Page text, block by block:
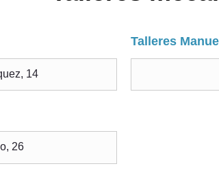
14
Talleres
26